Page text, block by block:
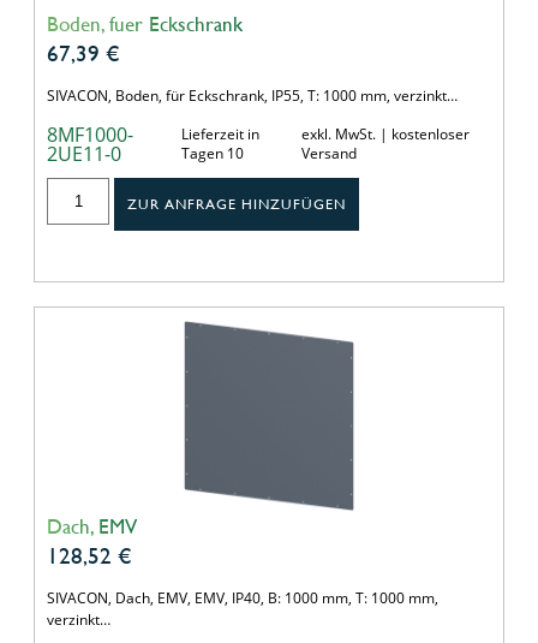
Boden, fuer Eckschrank
67,39 €
SIVACON, Boden, für Eckschrank, IP55, T: 1000 mm, verzinkt…
8MF1000-
2UE11-0
Lieferzeit in
Tagen 10
exkl. MwSt. | kostenloser
Versand
ZUR ANFRAGE HINZUFÜGEN
Dach, EMV
128,52 €
SIVACON, Dach, EMV, EMV, IP40, B: 1000 mm, T: 1000 mm,
verzinkt…